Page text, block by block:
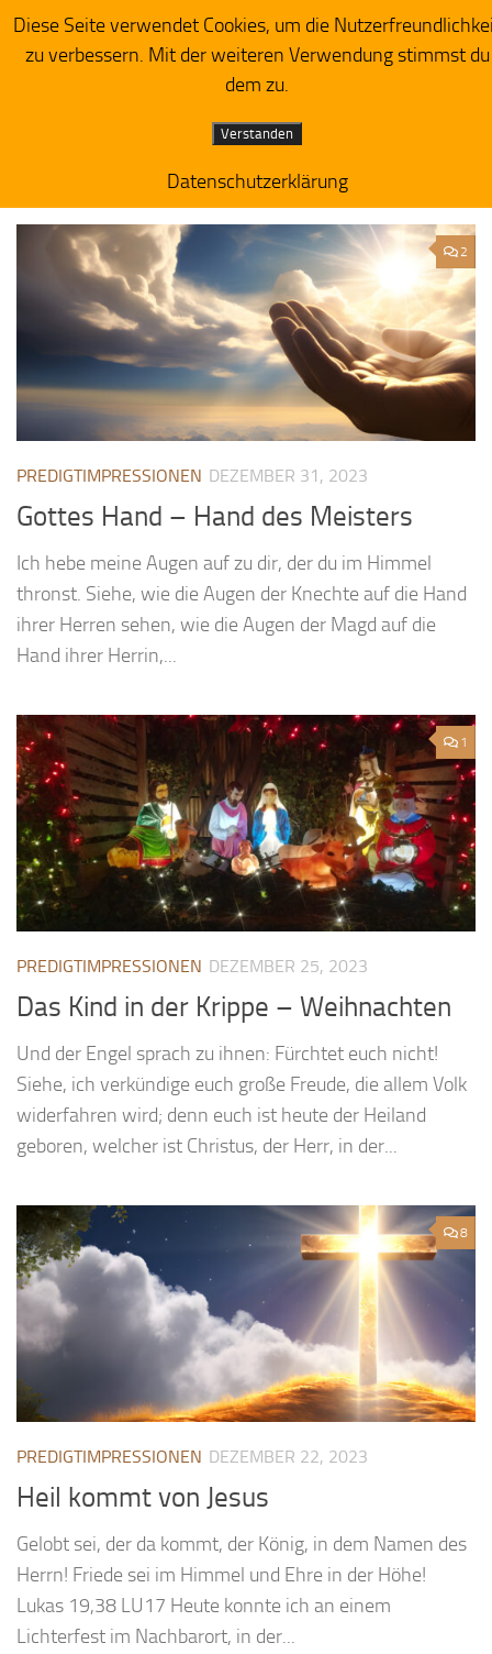
Zum Inhalt springen
Herzensacker
MONATSARCHIV:DEZEMBER 2023
2
PREDIGTIMPRESSIONEN DEZEMBER 31, 2023
Gottes Hand – Hand des Meisters
Ich hebe meine Augen auf zu dir, der du im Himmel
thronst. Siehe, wie die Augen der Knechte auf die Hand
ihrer Herren sehen, wie die Augen der Magd auf die
Hand ihrer Herrin,...
1
PREDIGTIMPRESSIONEN DEZEMBER 25, 2023
Das Kind in der Krippe – Weihnachten
Und der Engel sprach zu ihnen: Fürchtet euch nicht!
Siehe, ich verkündige euch große Freude, die allem Volk
widerfahren wird; denn euch ist heute der Heiland
geboren, welcher ist Christus, der Herr, in der...
8
PREDIGTIMPRESSIONEN DEZEMBER 22, 2023
Heil kommt von Jesus
Gelobt sei, der da kommt, der König, in dem Namen des
Herrn! Friede sei im Himmel und Ehre in der Höhe!
Lukas 19,38 LU17 Heute konnte ich an einem
Lichterfest im Nachbarort, in der...
Diese Seite verwendet Cookies, um die
zu verbessern. Mit der weiteren Verwendung stimmst du
dem zu.
Verstanden
Datenschutzerklärung